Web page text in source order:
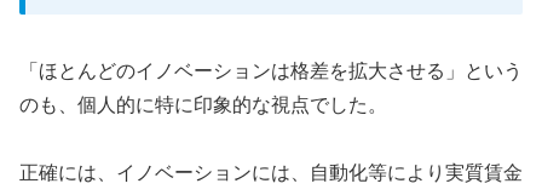
「ほとんどのイノベーションは格差を拡大させる」という
のも、個人的に特に印象的な視点でした。
正確には、イノベーションには、自動化等により実質賃金